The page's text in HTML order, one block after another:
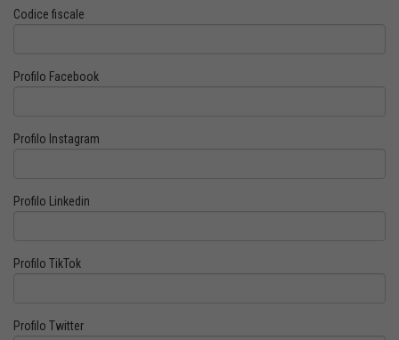
Codice fiscale
Profilo Facebook
Profilo Instagram
Profilo Linkedin
Profilo TikTok
Profilo Twitter